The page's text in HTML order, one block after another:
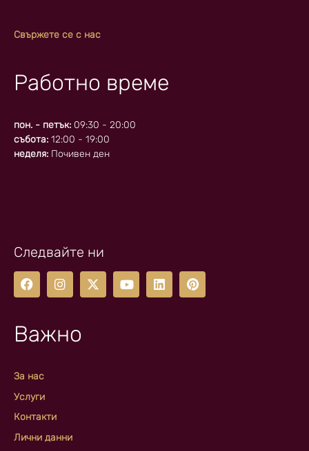
Свържете се с нас
Работно време
пон. - петък: 09:30 - 20:00
събота: 12:00 - 19:00
неделя: Почивен ден
Следвайте ни
Важно
За нас
Услуги
Контакти
Лични данни